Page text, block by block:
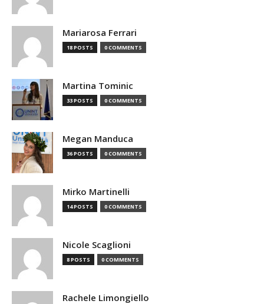
Mariarosa Ferrari
18 POSTS 0 COMMENTS
Martina Tominic
33 POSTS 0 COMMENTS
Megan Manduca
36 POSTS 0 COMMENTS
Mirko Martinelli
14 POSTS 0 COMMENTS
Nicole Scaglioni
8 POSTS 0 COMMENTS
Rachele Limongiello